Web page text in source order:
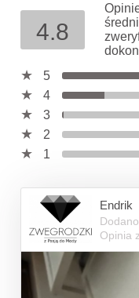
4.8
5
4
3
2
1
Endrik
Opinia